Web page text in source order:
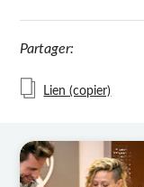
Partager:
Lien (copier)